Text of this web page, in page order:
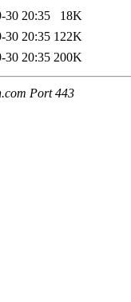
30 20:35
18K
30 20:35 122K
30 20:35 200K
Port 443